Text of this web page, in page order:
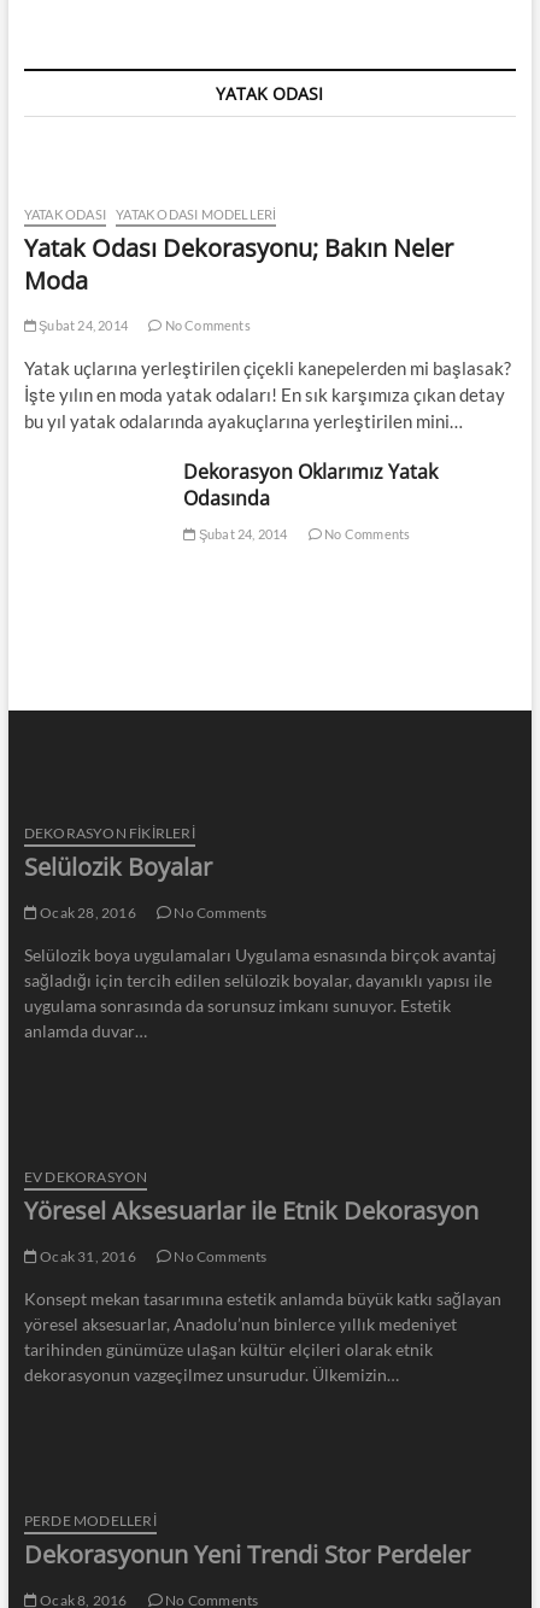
YATAK ODASI
YATAK ODASI YATAK ODASI MODELLERI
Yatak Odası Dekorasyonu; Bakın Neler
Moda
Şubat 24, 2014 No Comments
Yatak uçlarına yerleştirilen çiçekli kanepelerden mi başlasak?
İşte yılın en moda yatak odaları! En sık karşımıza çıkan detay
bu yıl yatak odalarında ayakuçlarına yerleştirilen mini…
Dekorasyon Oklarımız Yatak
Odasında
Şubat 24, 2014 No Comments
DEKORASYON FİKİRLERİ
Selülozik Boyalar
Ocak 28, 2016 No Comments
Selülozik boya uygulamaları Uygulama esnasında birçok avantaj
sağladığı için tercih edilen selülozik boyalar, dayanıklı yapısı ile
uygulama sonrasında da sorunsuz imkanı sunuyor. Estetik
anlamda duvar…
EV DEKORASYON
Yöresel Aksesuarlar ile Etnik Dekorasyon
Ocak 31, 2016 No Comments
Konsept mekan tasarımına estetik anlamda büyük katkı sağlayan
yöresel aksesuarlar, Anadolu’nun binlerce yıllık medeniyet
tarihinden günümüze ulaşan kültür elçileri olarak etnik
dekorasyonun vazgeçilmez unsurudur. Ülkemizin…
PERDE MODELLERI
Dekorasyonun Yeni Trendi Stor Perdeler
Ocak 8, 2016 No Comments